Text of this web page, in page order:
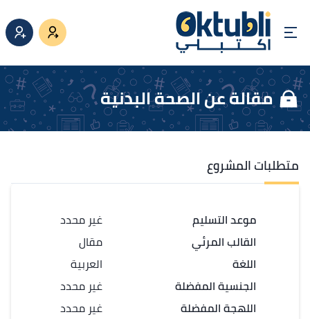
مقالة عن الصحة البدنية
متطلبات المشروع
موعد التسليم
القالب المرئي
اللغة
الجنسية المفضلة
اللهجة المفضلة
غير محدد
مقال
العربية
غير محدد
غير محدد